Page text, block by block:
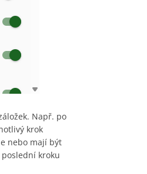
Např. po
krok
nebo mají být
kroku